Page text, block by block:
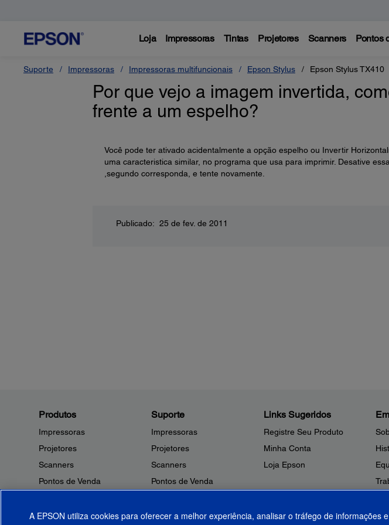
Loja Impressoras Tintas Projetores Scanners Pontos
Suporte Impressoras Impressoras multifuncionais Epson Stylus Epson Stylus TX410
Por que vejo a imagem invertida,
frente a um espelho?
Você pode ter ativado acidentalmente a opção espelho ou Invertir
uma caracteristica similar, no programa que usa para imprimir. Desative
,segundo corresponda, e tente novamente.
Publicado: 25 de fev. de 2011
Produtos
Impressoras
Projetores
Scanners
Pontos de Venda
Microdispositivos
Suporte
Impressoras
Projetores
Scanners
Pontos de Venda
Outros Produtos
Links Sugeridos
Registre Seu Produto
Minha Conta
Loja Epson
A EPSON utiliza cookies para oferecer a melhor experiência, analisar o tráfego de informações